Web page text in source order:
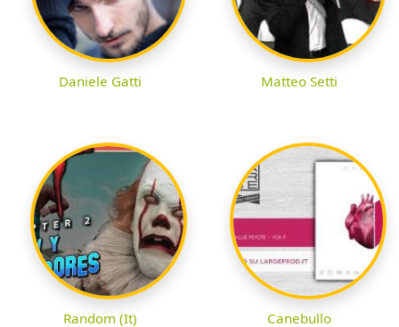
Daniele Gatti Matteo Setti
Random (It) Canebullo